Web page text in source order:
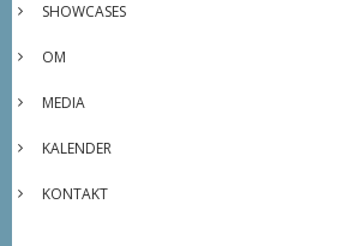
SHOWCASES
OM
MEDIA
KALENDER
KONTAKT